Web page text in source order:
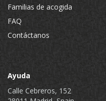
Familias de acogida
FAQ
Contáctanos
Ayuda
Calle Cebreros, 152